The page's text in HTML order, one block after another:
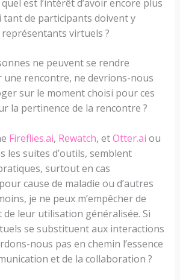
est l’intérêt d’avoir encore plus
tant de participants doivent y
virtuels ?
ne peuvent se rendre
rencontre, ne devrions-nous
sur le moment choisi pour ces
la pertinence de la rencontre ?
Fireflies.ai, Rewatch, etOtter.ai ou
les suites d’outils, semblent
surtout en cas
cause de maladie ou d’autres
je ne peux m’empêcher de
de leur utilisation généralisée. Si
se substituent aux interactions
nous pas en chemin l’essence
et de la collaboration ?